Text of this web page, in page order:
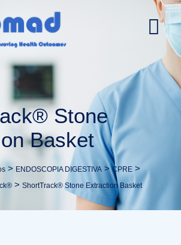
Stone
Basket
> ENDOSCOPIA DIGESTIVA >CPRE >
> ShortTrack® Stone Extraction Basket